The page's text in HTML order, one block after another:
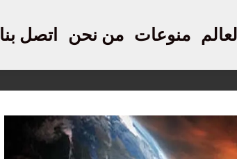
منوعات من نحن اتصل بنا